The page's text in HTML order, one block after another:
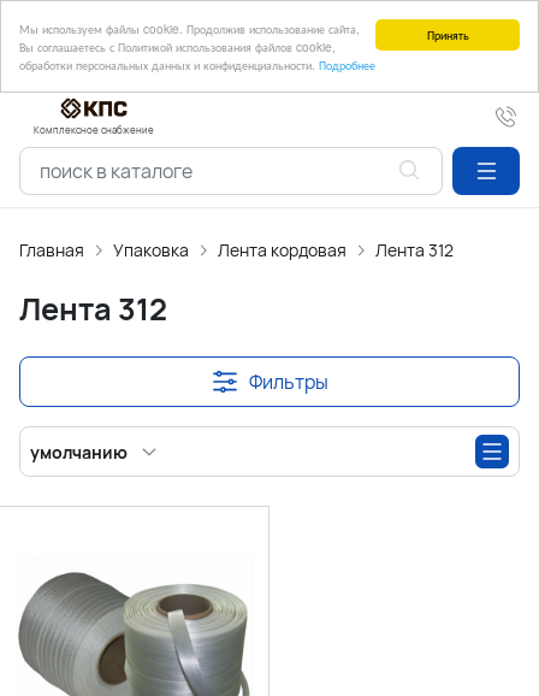
Принять
Мы используем файлы cookie. Продолжив использование сайта,
Вы соглашаетесь с Политикой использования файлов cookie,
обработки персональных данных и конфиденциальности. Подробнее
Комплексное снабжение
Главная Упаковка Лента кордовая Лента 312
Лента 312
Фильтры
умолчанию